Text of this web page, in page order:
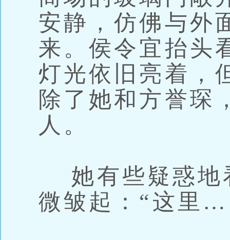
安静，仿佛与外
来。侯令宜抬头
灯光依旧亮着，
除了她和方誉琛
人。
她有些疑惑地
微皱起：“这里